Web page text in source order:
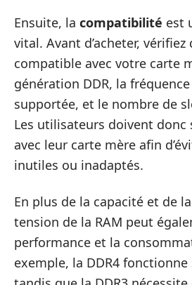
Ensuite, la compatibilité est
vital. Avant d’acheter, vérifiez
compatible avec votre carte
génération DDR, la
supportée, et le nombre de
Les utilisateurs doivent donc
avec leur carte mère afin
inutiles ou inadaptés.
En plus de la capacité et de
tension de la RAM peut
performance et la
exemple, la DDR4 fonctionne